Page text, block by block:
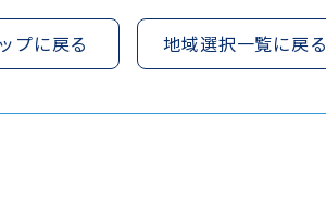
プに戻る 地域選択一覧に戻る